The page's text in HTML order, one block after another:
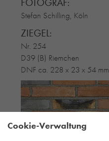
Stefan Schilling, Köln
ZIEGEL:
Nr. 254
D39 (B) Riemchen
DNF ca. 228 x 23 x 54 mm
Cookie-Verwaltung